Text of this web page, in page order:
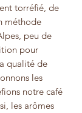
torréfié, de
méthode
peu de
pour
qualité de
les
notre café
les arômes